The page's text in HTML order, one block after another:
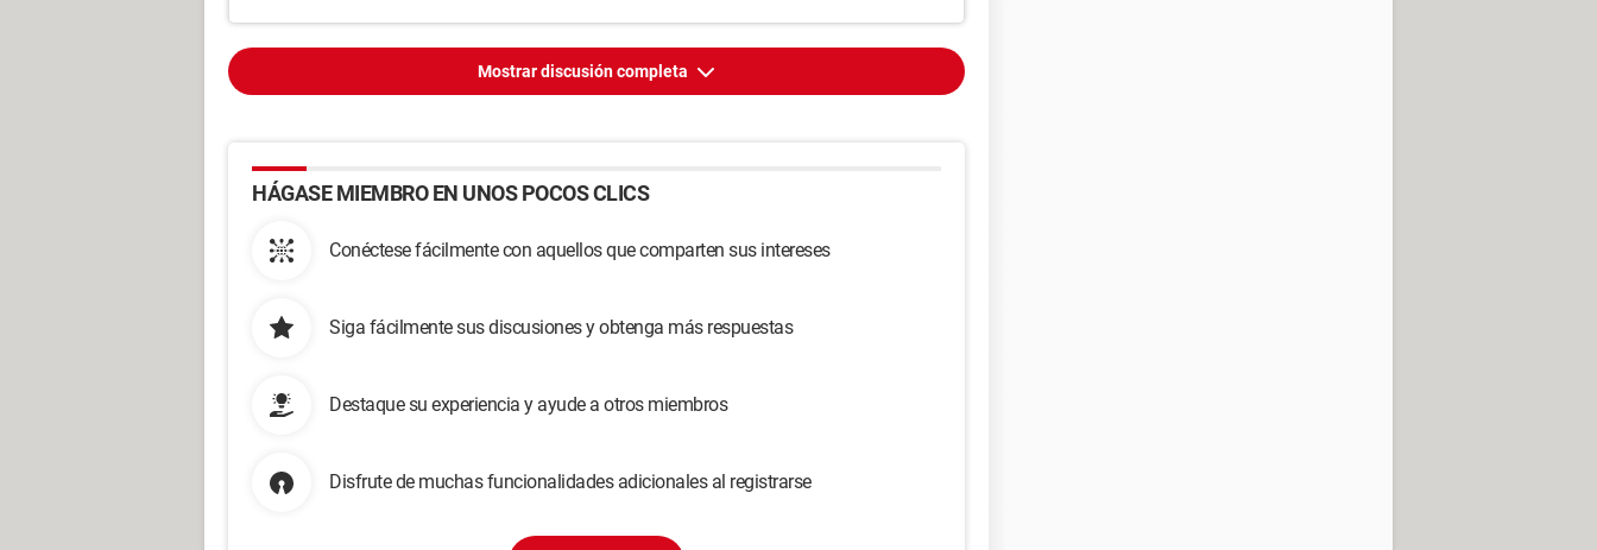
Mostrar discusión completa
HÁGASE MIEMBRO EN UNOS POCOS CLICS
Conéctese fácilmente con aquellos que comparten sus intereses
Siga fácilmente sus discusiones y obtenga más respuestas
Destaque su experiencia y ayude a otros miembros
Disfrute de muchas funcionalidades adicionales al registrarse